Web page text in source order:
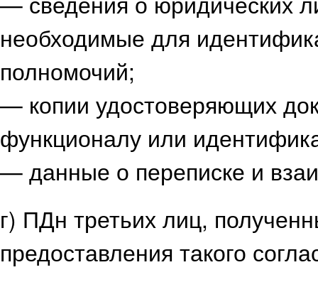
необходимые для
полномочий;
— копии удостоверяющих
функционалу или
— данные о переписке и
г) ПДн третьих лиц,
предоставления такого